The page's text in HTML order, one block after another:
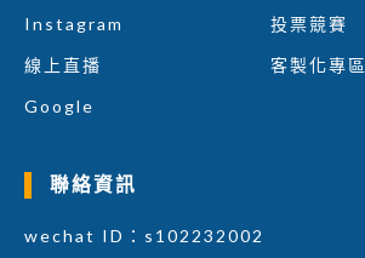
Instagram
投票競賽
線上直播
客製化專區
Google
聯絡資訊
wechat ID：s102232002